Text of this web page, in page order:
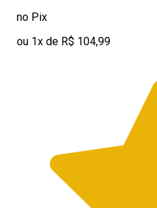
no Pix
ou 1x de R$ 104,99